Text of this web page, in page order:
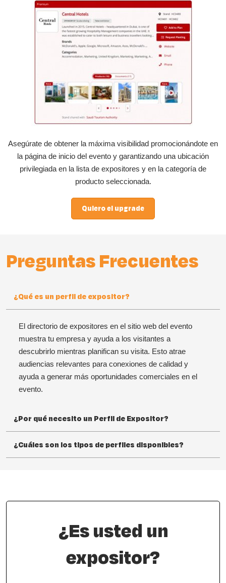
Asegúrate de obtener la máxima visibilidad promocionándote en
la página de inicio del evento y garantizando una ubicación
privilegiada en la lista de expositores y en la categoría de
producto seleccionada.
Quiero el upgrade
Preguntas Frecuentes
¿Qué es un perfil de expositor?
El directorio de expositores en el sitio web del evento
muestra tu empresa y ayuda a los visitantes a
descubrirlo mientras planifican su visita. Esto atrae
audiencias relevantes para conexiones de calidad y
ayuda a generar más oportunidades comerciales en el
evento.
¿Por qué necesito un Perfil de Expositor?
¿Cuáles son los tipos de perfiles disponibles?
¿Es usted un
expositor?